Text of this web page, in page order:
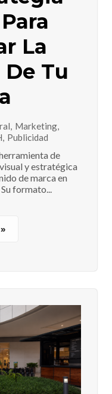
La
Tu
, Marketing,
, Publicidad
de
y estratégica
de marca en
formato...